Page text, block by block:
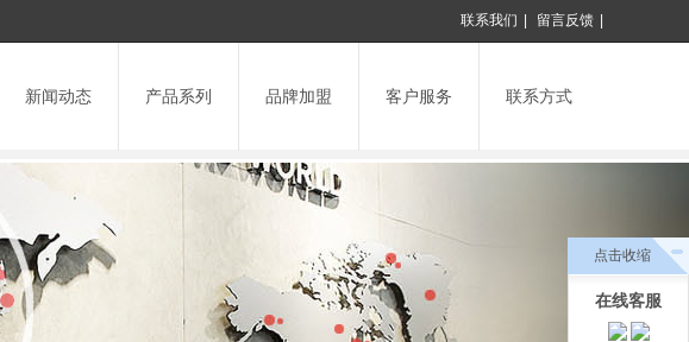
联系我们 留言反馈
新闻动态 产品系列 品牌加盟 客户服务 联系方式
点击收缩
在线客服